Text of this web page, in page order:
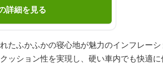
詳細を見る
たふかふかの寝心地が魅力のインフレーシ
ッション性を実現し、硬い車内でも快適に